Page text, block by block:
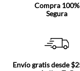
Compra 100%
Segura
Envío gratis desde